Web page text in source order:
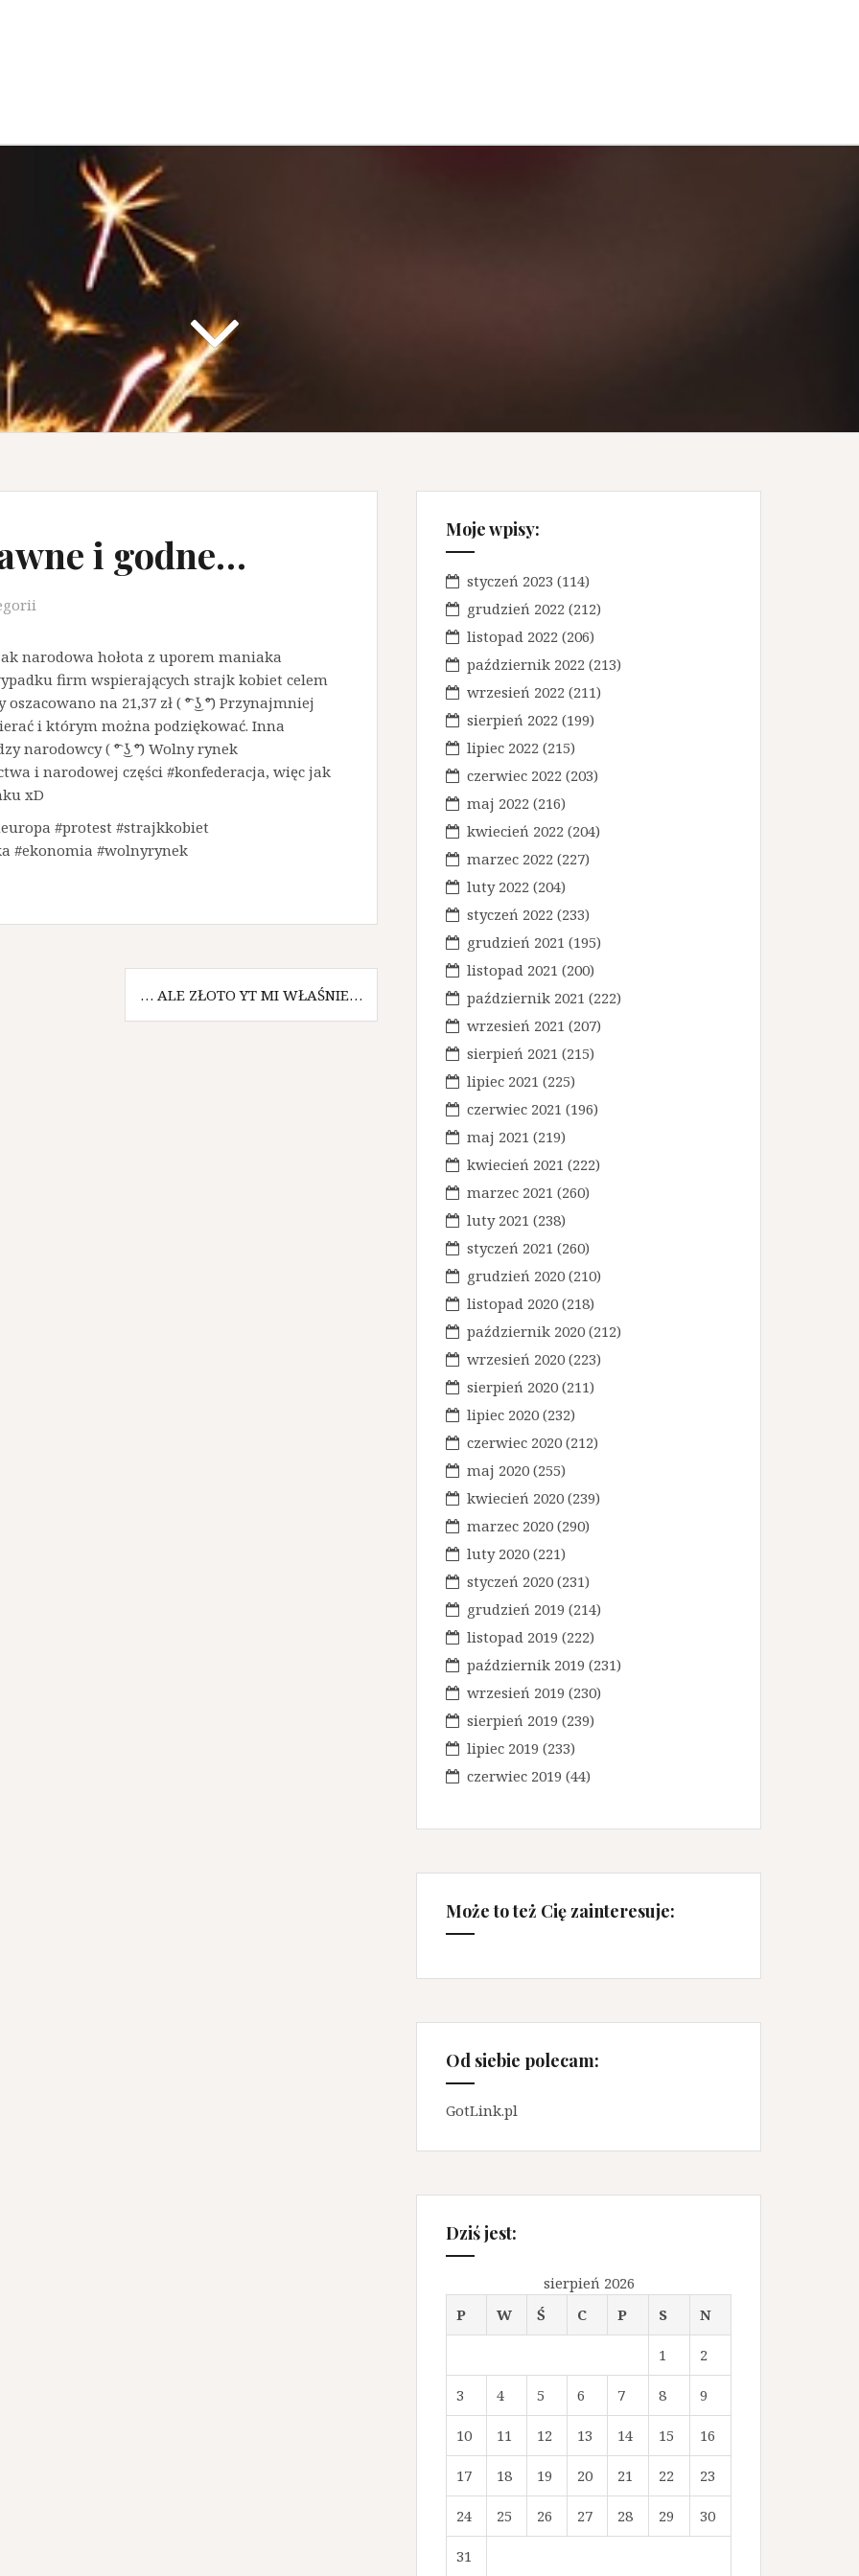
i godne…
narodowa hołota z uporem maniaka
firm wspierających strajk kobiet celem
na 21,37 zł ( ͡° ͜ʖ ͡°) Przynajmniej
i którym można podziękować. Inna
narodowcy ( ͡° ͜ʖ ͡°) Wolny rynek
i narodowej części #konfederacja, więc jak
xD
#protest #strajkkobiet
#ekonomia #wolnyrynek
… ALE ZŁOTO YT MI WŁAŚNIE…
Moje wpisy:
styczeń 2023 (114)
grudzień 2022 (212)
listopad 2022 (206)
październik 2022 (213)
wrzesień 2022 (211)
sierpień 2022 (199)
lipiec 2022 (215)
czerwiec 2022 (203)
maj 2022 (216)
kwiecień 2022 (204)
marzec 2022 (227)
luty 2022 (204)
styczeń 2022 (233)
grudzień 2021 (195)
listopad 2021 (200)
październik 2021 (222)
wrzesień 2021 (207)
sierpień 2021 (215)
lipiec 2021 (225)
czerwiec 2021 (196)
maj 2021 (219)
kwiecień 2021 (222)
marzec 2021 (260)
luty 2021 (238)
styczeń 2021 (260)
grudzień 2020 (210)
listopad 2020 (218)
październik 2020 (212)
wrzesień 2020 (223)
sierpień 2020 (211)
lipiec 2020 (232)
czerwiec 2020 (212)
maj 2020 (255)
kwiecień 2020 (239)
marzec 2020 (290)
luty 2020 (221)
styczeń 2020 (231)
grudzień 2019 (214)
listopad 2019 (222)
październik 2019 (231)
wrzesień 2019 (230)
sierpień 2019 (239)
lipiec 2019 (233)
czerwiec 2019 (44)
Może to też Cię zainteresuje:
Od siebie polecam:
GotLink.pl
Dziś jest:
sierpień 2026
P
W Ś C P S N
1 2
3 4 5 6 7 8 9
10 11 12 13 14 15 16
17 18 19 20 21 22 23
24 25 26 27 28 29 30
31